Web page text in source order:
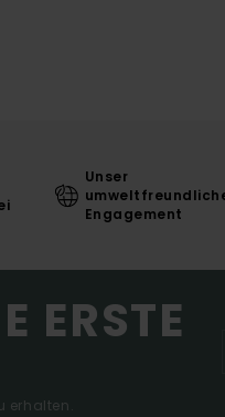
Unser
Engagement
ERSTE
erhalten.